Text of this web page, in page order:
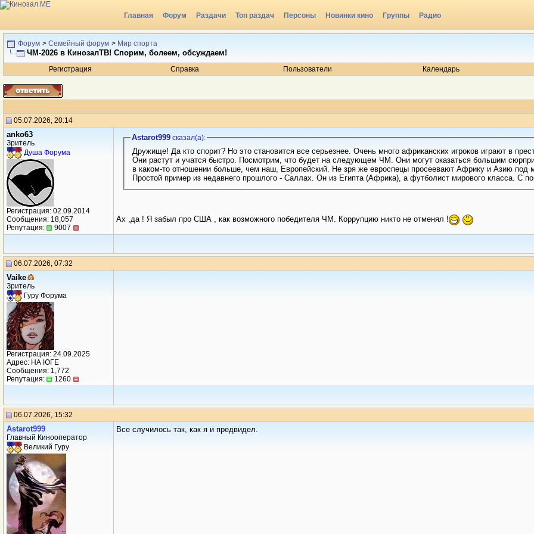
Главная Форум Раздачи Топ раздач Персоны Новинки кино Группы Радио
Форум > Семейный форум > Мир спорта
ЧМ‑2026 в КинозалТВ! Спорим, болеем, обсуждаем!
Регистрация Справка Пользователи Календарь
05.07.2026, 20:14
anko63
Зритель
Душа Форума
Регистрация: 02.09.2014
Сообщения: 18,057
Репутация:
9007
Аstarot999сказал(a):
Дружище! Да кто спорит? Но это становится все серьезнее. Очень много африканских игроков играют в
Они растут и учатся быстро. Посмотрим, что будет на следующем ЧМ. Они могут оказаться большим
в каком-то отношении больше, чем наш, Европейский. Не зря же евроспецы просеевают Африку и Азию под
Простой пример из недавнего прошлого - Саллах. Он из Египта (Африка), а футболист мирового класса. С
Ах ,да ! Я забыл про США , как возможного победителя ЧМ. Коррупцию никто не отменял !
06.07.2026, 07:32
Vaike
Зритель
Гуру Форума
Регистрация: 24.09.2025
Адрес: НА ЮГЕ
Сообщения: 1,772
Репутация:
1260
06.07.2026, 15:32
Аstarot999
Главный Кинооператор
Великий Гуру
Все случилось так, как я и предвидел.